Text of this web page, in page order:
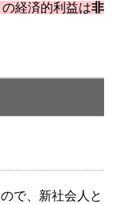
の経済的利益は非
で、新社会人と